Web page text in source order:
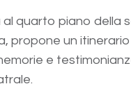
al quarto piano della
propone un itinerario
e